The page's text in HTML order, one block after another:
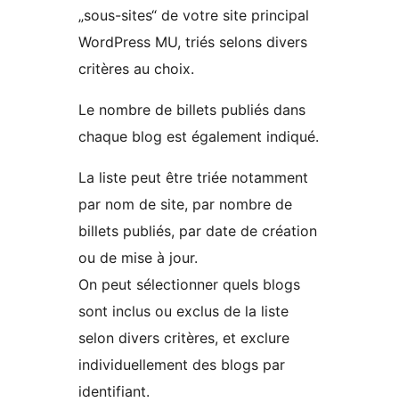
„sous-sites“ de votre site principal
WordPress MU, triés selons divers
critères au choix.
Le nombre de billets publiés dans
chaque blog est également indiqué.
La liste peut être triée notamment
par nom de site, par nombre de
billets publiés, par date de création
ou de mise à jour.
On peut sélectionner quels blogs
sont inclus ou exclus de la liste
selon divers critères, et exclure
individuellement des blogs par
identifiant.